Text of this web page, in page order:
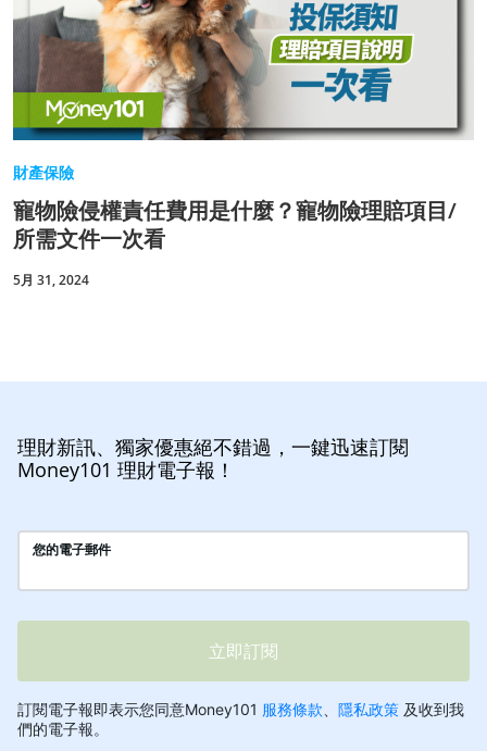
財產保險
寵物險侵權責任費用是什麼？寵物險理賠項目/
所需文件一次看
5月 31, 2024
理財新訊、獨家優惠絕不錯過，一鍵迅速訂閱
Money101 理財電子報！